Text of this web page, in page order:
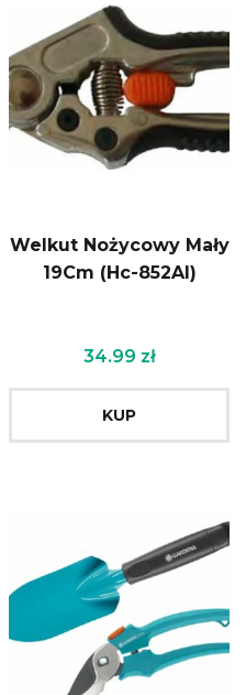
Welkut Nożycowy Mały
19Cm (Hc-852Al)
34.99 zł
KUP